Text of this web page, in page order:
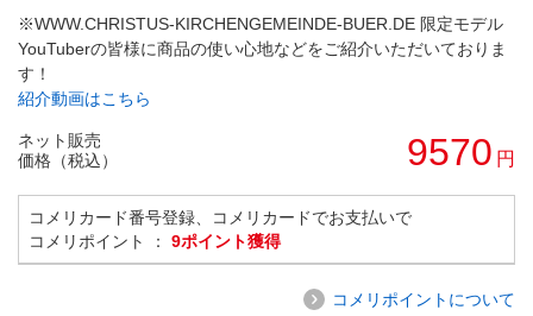
※WWW.CHRISTUS-KIRCHENGEMEINDE-BUER.DE 限定モデル
YouTuberの皆様に商品の使い心地などをご紹介いただいておりま
す！
紹介動画はこちら
ネット販売
価格（税込）
9570 円
コメリカード番号登録、コメリカードでお支払いで
コメリポイント ： 9ポイント獲得
コメリポイントについて